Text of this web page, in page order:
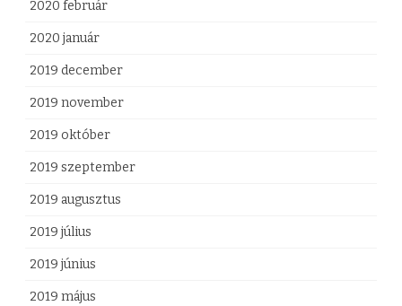
2020 február
2020 január
2019 december
2019 november
2019 október
2019 szeptember
2019 augusztus
2019 július
2019 június
2019 május